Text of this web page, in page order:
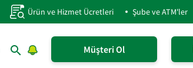
Ürün ve Hizmet Ücretleri Şube ve ATM'ler
Müşteri Ol